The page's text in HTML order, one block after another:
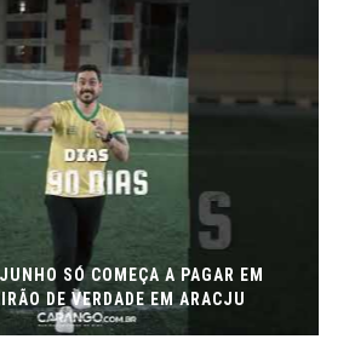
SÓ COMEÇA A PAGAR EM
DE VERDADE EM ARACJU